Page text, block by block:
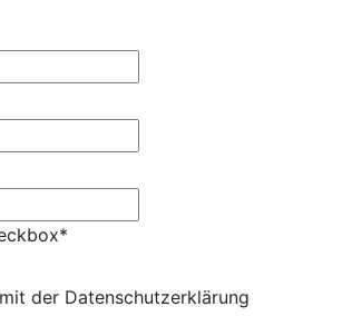
der Datenschutzerklärung